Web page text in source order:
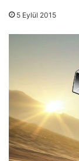
5 Eylül 2015